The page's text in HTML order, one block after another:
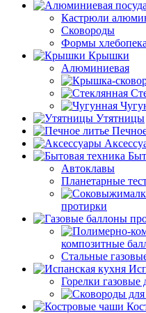
Кастрюли
Сковороды
Формы
Крышки
Алюминиевая
Утятницы
Автоклавы
Планетарные
протирки
композитные
Стальные
Горелки газовые